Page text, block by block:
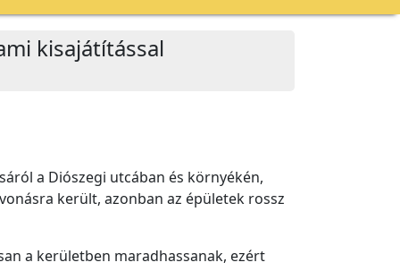
kisajátítással
a Diószegi utcában és környékén,
került, azonban az épületek rossz
a kerületben maradhassanak, ezért